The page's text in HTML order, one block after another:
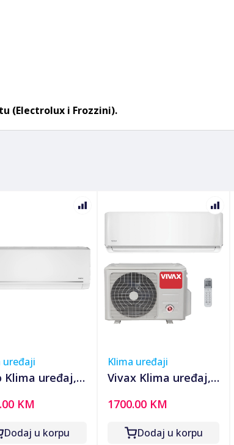
(Electrolux i Frozzini).
uređaji
Klima uređaj,
WiFi,
A+ - BEHPG
KM
Dodaj u korpu
Klima uređaji
Vivax Klima uređaj,
kW, Inverter, A++/A+
- ACP-18CH50AERI+
1700.00 KM
Dodaj u korpu